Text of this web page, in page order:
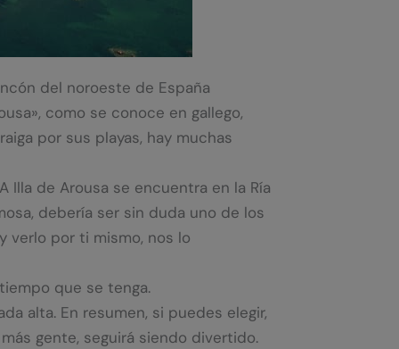
del noroeste de España
como se conoce en gallego,
por sus playas, hay muchas
Illa de Arousa se encuentra en la Ría
debería ser sin duda uno de los
verlo por ti mismo, nos lo
que se tenga.
alta. En resumen, si puedes elegir,
gente, seguirá siendo divertido.